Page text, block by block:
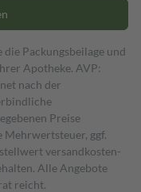
Packungsbeilage und
Apotheke. AVP:
nach der
Preise
Mehrwertsteuer, ggf.
versand­kosten­
Alle Angebote
reicht.